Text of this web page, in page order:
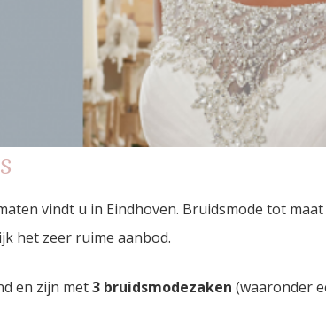
vindt u in Eindhoven. Bruidsmode tot
het zeer ruime aanbod.
en zijn met3 bruidsmodezaken (waaronder